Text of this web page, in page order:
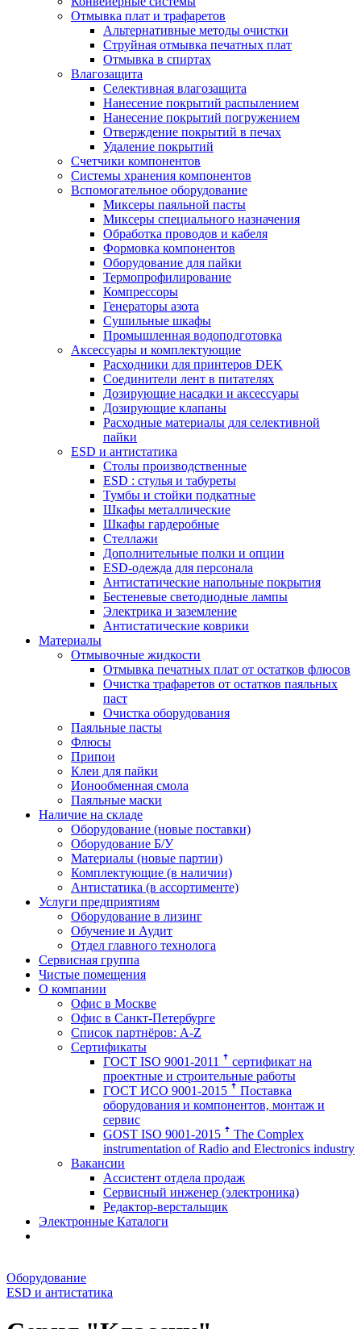
Отмывка плат и трафаретов
Альтернативные методы очистки
Струйная отмывка печатных плат
Отмывка в спиртах
Влагозащита
Селективная влагозащита
Нанесение покрытий распылением
Нанесение покрытий погружением
Отверждение покрытий в печах
Удаление покрытий
Счетчики компонентов
Системы хранения компонентов
Вспомогательное оборудование
Миксеры паяльной пасты
Миксеры специального назначения
Обработка проводов и кабеля
Формовка компонентов
Оборудование для пайки
Термопрофилирование
Компрессоры
Генераторы азота
Сушильные шкафы
Промышленная водоподготовка
Аксессуары и комплектующие
Расходники для принтеров DEK
Соединители лент в питателях
Дозирующие насадки и аксессуары
Дозирующие клапаны
Расходные материалы для селективной
пайки
ESD и антистатика
Столы производственные
ESD : cтулья и табуреты
Тумбы и стойки подкатные
Шкафы металлические
Шкафы гардеробные
Стеллажи
Дополнительные полки и опции
ESD-одежда для персонала
Антистатические напольные покрытия
Бестеневые светодиодные лампы
Электрика и заземление
Антистатические коврики
Материалы
Отмывочные жидкости
Отмывка печатных плат от остатков флюсов
Очистка трафаретов от остатков паяльных
паст
Очистка оборудования
Паяльные пасты
Флюсы
Припои
Клеи для пайки
Ионообменная смола
Паяльные маски
Наличие на складе
Оборудование (новые поставки)
Оборудование Б/У
Материалы (новые партии)
Комплектующие (в наличии)
Антистатика (в ассортименте)
Услуги предприятиям
Оборудование в лизинг
Обучение и Аудит
Отдел главного технолога
Сервисная группа
Чистые помещения
О компании
Офис в Москве
Офис в Санкт-Петербурге
Список партнёров: A-Z
Сертификаты
ГОСТ ISO 9001-2011 ꜛ сертификат на
проектные и строительные работы
ГОСТ ИСО 9001-2015 ꜛ Поставка
оборудования и компонентов, монтаж и
сервис
GOST ISO 9001-2015 ꜛ The Complex
instrumentation of Radio and Electronics industry
Вакансии
Ассистент отдела продаж
Сервисный инженер (электроника)
Редактор-верстальщик
Электронные Каталоги
Оборудование
ESD и антистатика